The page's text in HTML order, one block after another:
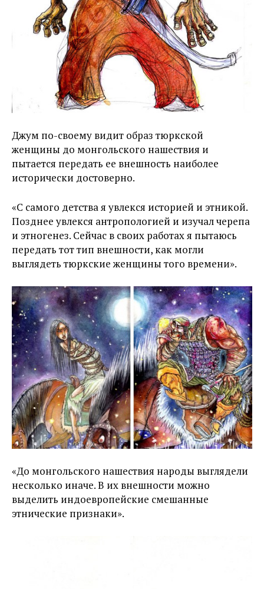
Джум по-своему видит образ тюркской
женщины до монгольского нашествия и
пытается передать ее внешность наиболее
исторически достоверно.
«С самого детства я увлекся историей и этникой.
Позднее увлекся антропологией и изучал черепа
и этногенез. Сейчас в своих работах я пытаюсь
передать тот тип внешности, как могли
выглядеть тюркские женщины того времени».
«До монгольского нашествия народы выглядели
несколько иначе. В их внешности можно
выделить индоевропейские смешанные
этнические признаки».